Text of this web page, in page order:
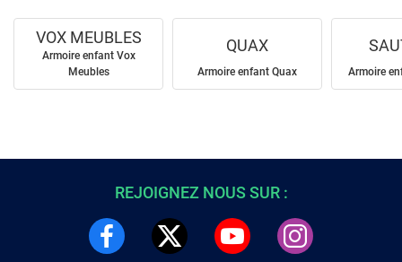
VOX MEUBLES
Armoire enfant Vox
Meubles
QUAX
Armoire enfant Quax Armoire
REJOIGNEZ NOUS SUR :